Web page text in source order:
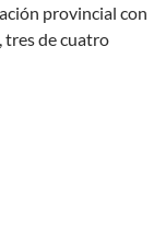
provincial con
tres de cuatro